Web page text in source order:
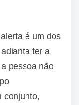
é um dos
ter a
pessoa não
conjunto,